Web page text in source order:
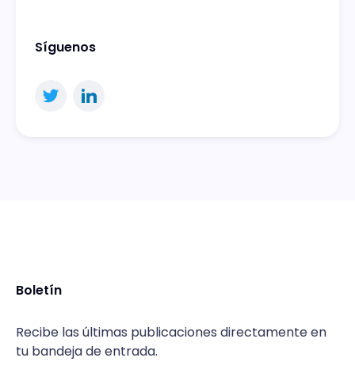
Síguenos
Boletín
Recibe las últimas publicaciones directamente en
tu bandeja de entrada.